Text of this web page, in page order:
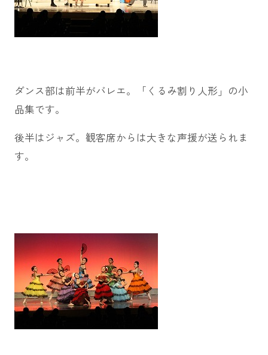
ダンス部は前半がバレエ。「くるみ割り人形」の小
品集です。
後半はジャズ。観客席からは大きな声援が送られま
す。